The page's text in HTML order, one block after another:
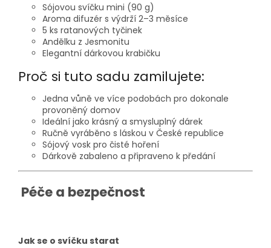
Sójovou svíčku mini (90 g)
Aroma difuzér s výdrží 2–3 měsíce
5 ks ratanových tyčinek
Andělku z Jesmonitu
Elegantní dárkovou krabičku
Proč si tuto sadu zamilujete:
Jedna vůně ve více podobách pro dokonale
provoněný domov
Ideální jako krásný a smysluplný dárek
Ručně vyráběno s láskou v České republice
Sójový vosk pro čisté hoření
Dárkově zabaleno a připraveno k předání
Péče a bezpečnost
Jak se o svíčku starat